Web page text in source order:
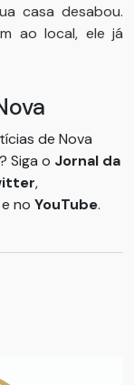
casa desabou.
ao local, ele já
de Nova
Siga o Jornal da
,
e no YouTube.